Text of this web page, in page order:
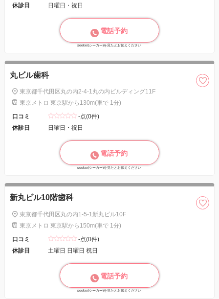
休診日
日曜日・祝日
電話予約
seeker(シーカー)を見たとお伝えください
丸ビル歯科
東京都千代田区丸の内2-4-1丸の内ビルディング11F
東京メトロ 東京駅から130m(車で 1分)
口コミ
-点(0件)
休診日
日曜日・祝日
電話予約
seeker(シーカー)を見たとお伝えください
新丸ビル10階歯科
東京都千代田区丸の内1-5-1新丸ビル10F
東京メトロ 東京駅から150m(車で 1分)
口コミ
-点(0件)
休診日
土曜日 日曜日 祝日
電話予約
seeker(シーカー)を見たとお伝えください